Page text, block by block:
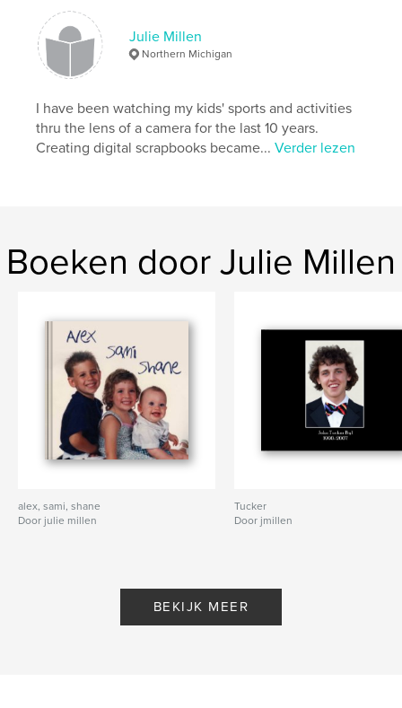
Julie Millen
Northern Michigan
I have been watching my kids' sports and activities
thru the lens of a camera for the last 10 years.
Creating digital scrapbooks became...Verder lezen
Boeken door Julie Millen
alex, sami, shane
Door julie millen
Tucker
Door jmillen
BEKIJK MEER